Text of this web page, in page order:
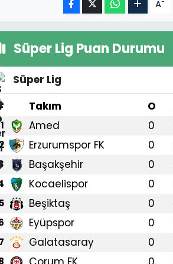
A
Süper Lig Puan Durumu
Süper Lig
Takım O
1 Amed 0
Erzurumspor FK 0
Başakşehir 0
Kocaelispor 0
Beşiktaş 0
Eyüpspor 0
Galatasaray 0